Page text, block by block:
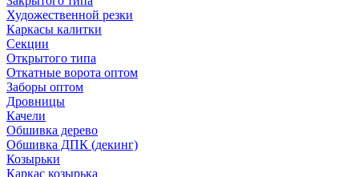
Художественной резки
Каркасы калитки
Секции
Открытого типа
Откатные ворота оптом
Заборы оптом
Дровницы
Качели
Обшивка дерево
Обшивка ДПК (декинг)
Козырьки
Каркас козырька